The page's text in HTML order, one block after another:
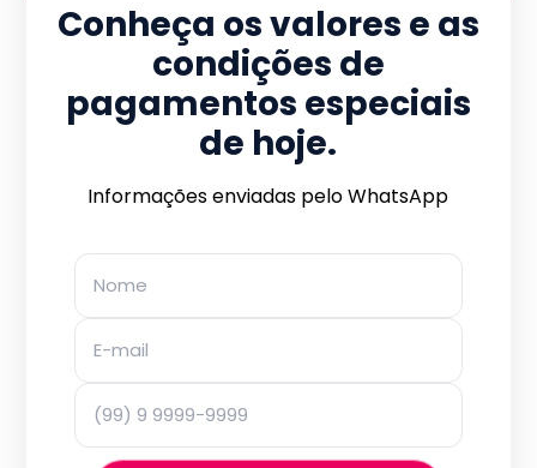
Conheça os valores e as
condições de
pagamentos especiais
de hoje.
Informações enviadas pelo WhatsApp